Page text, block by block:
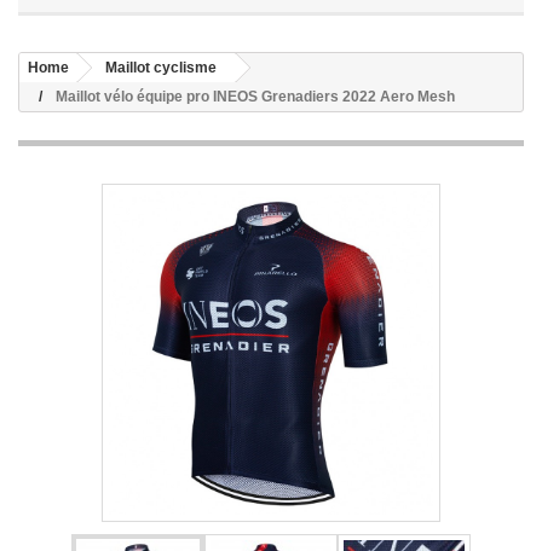
Home
Maillot cyclisme
Maillot vélo équipe pro INEOS Grenadiers 2022 Aero Mesh